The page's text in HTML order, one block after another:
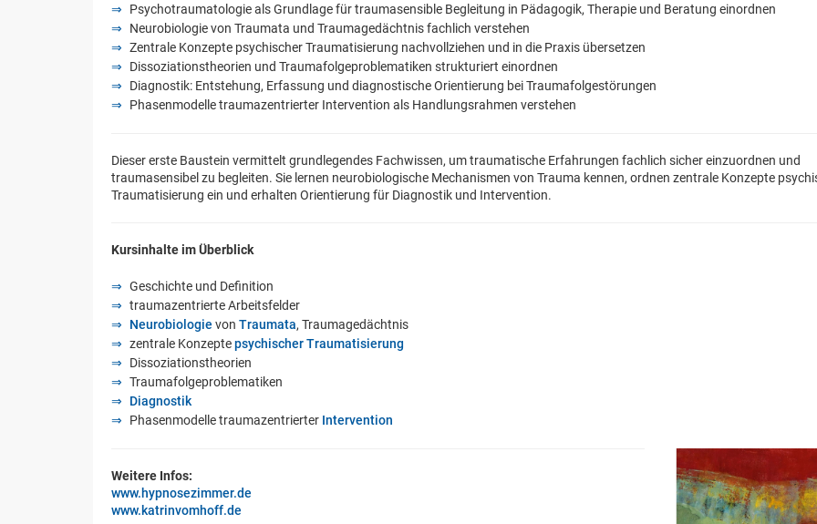
Psychotraumatologie als Grundlage für traumasensible Begleitung in Pädagogik, Therapie und Beratung einordnen
Neurobiologie von Traumata und Traumagedächtnis fachlich verstehen
Zentrale Konzepte psychischer Traumatisierung nachvollziehen und in die Praxis übersetzen
Dissoziationstheorien und Traumafolgeproblematiken strukturiert einordnen
Diagnostik: Entstehung, Erfassung und diagnostische Orientierung bei Traumafolgestörungen
Phasenmodelle traumazentrierter Intervention als Handlungsrahmen verstehen
Dieser erste Baustein vermittelt grundlegendes Fachwissen, um traumatische Erfahrungen fachlich sicher einzuordnen und
traumasensibel zu begleiten. Sie lernen neurobiologische Mechanismen von Trauma kennen, ordnen zentrale Konzepte
Traumatisierung ein und erhalten Orientierung für Diagnostik und Intervention.
Kursinhalte im Überblick
Geschichte und Definition
traumazentrierte Arbeitsfelder
Neurobiologie von Traumata, Traumagedächtnis
zentrale Konzeptepsychischer Traumatisierung
Dissoziationstheorien
Traumafolgeproblematiken
Diagnostik
Phasenmodelle traumazentrierter Intervention
Weitere Infos:
www.hypnosezimmer.de
www.katrinvomhoff.de